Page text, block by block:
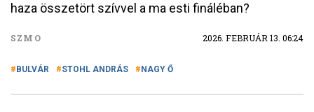
haza összetört szívvel a ma esti fináléban?
SZMO 2026. FEBRUÁR 13. 06:24
BULVÁR STOHL ANDRÁS NAGY Ő